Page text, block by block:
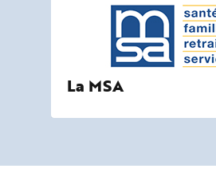
La MSA